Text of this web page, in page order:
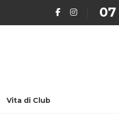
07
Vita di Club